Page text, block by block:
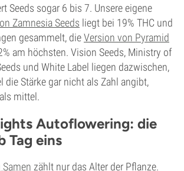
Seeds sogar 6 bis 7. Unsere eigene
Zamnesia Seeds liegt bei 19% THC und
gesammelt, dieVersion von Pyramid
am höchsten. Vision Seeds, Ministry of
und White Label liegen dazwischen,
die Stärke gar nicht als Zahl angibt,
mittel.
Autoflowering: die
Tag eins
zählt nur das Alter der Pflanze.